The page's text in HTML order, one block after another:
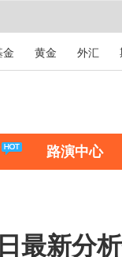
金 黄金 外汇
路演中心
最新分